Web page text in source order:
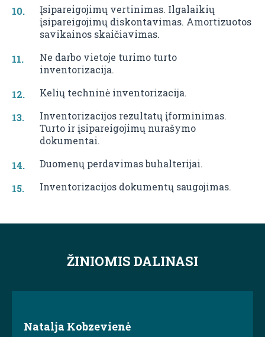
Įsipareigojimų vertinimas. Ilgalaikių
įsipareigojimų diskontavimas. Amortizuotos
savikainos skaičiavimas.
Ne darbo vietoje turimo turto
inventorizacija.
Kelių techninė inventorizacija.
Inventorizacijos rezultatų įforminimas.
Turto ir įsipareigojimų nurašymo
dokumentai.
Duomenų perdavimas buhalterijai.
Inventorizacijos dokumentų saugojimas.
ŽINIOMIS DALINASI
Natalja Kobzevienė